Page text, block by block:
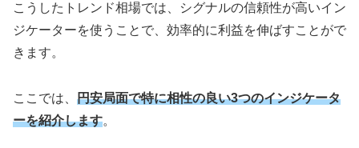
こうしたトレンド相場では、シグナルの信頼性が高いイン
ジケーターを使うことで、効率的に利益を伸ばすことがで
きます。
ここでは、 円安局面で特に相性の良い3つのインジケータ
ーを紹介します。